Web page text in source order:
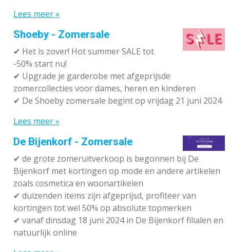
Lees meer »
Shoeby - Zomersale
✔ Het is zover! Hot summer SALE tot
-50% start nu!
✔ Upgrade je garderobe met afgeprijsde
zomercollecties voor dames, heren en kinderen
✔ De Shoeby zomersale begint op vrijdag 21 juni 2024
Lees meer »
De Bijenkorf - Zomersale
✔ de grote zomeruitverkoop is begonnen bij De
Bijenkorf met kortingen op mode en andere artikelen
zoals cosmetica en woonartikelen
✔ duizenden items zijn afgeprijsd, profiteer van
kortingen tot wel 50% op absolute topmerken
✔ vanaf dinsdag 18 juni 2024 in De Bijenkorf filialen en
natuurlijk online